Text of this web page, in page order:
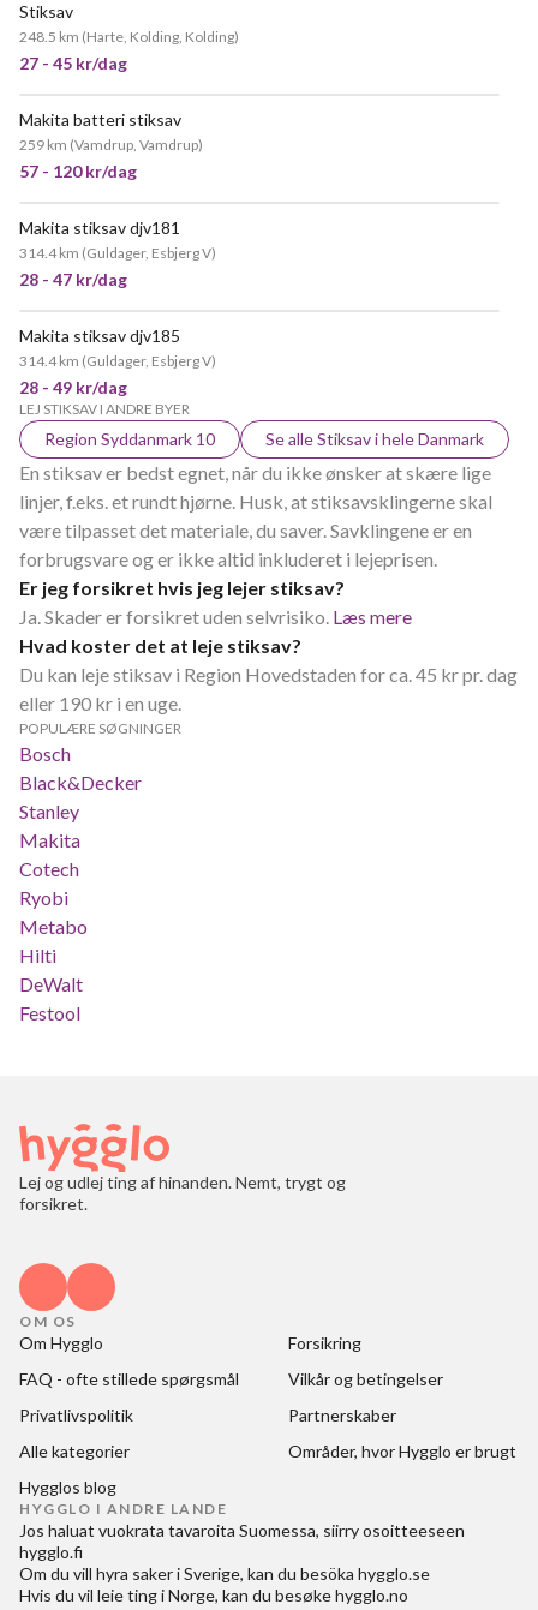
Stiksav
248.5 km (Harte, Kolding, Kolding)
27 - 45 kr/dag
Makita batteri stiksav
259 km (Vamdrup, Vamdrup)
57 - 120 kr/dag
Makita stiksav djv181
314.4 km (Guldager, Esbjerg V)
28 - 47 kr/dag
Makita stiksav djv185
314.4 km (Guldager, Esbjerg V)
28 - 49 kr/dag
LEJ STIKSAV I ANDRE BYER
Region Syddanmark 10 Se alle Stiksav i hele Danmark
En stiksav er bedst egnet, når du ikke ønsker at skære lige
linjer, f.eks. et rundt hjørne. Husk, at stiksavsklingerne skal
være tilpasset det materiale, du saver. Savklingene er en
forbrugsvare og er ikke altid inkluderet i lejeprisen.
Er jeg forsikret hvis jeg lejer stiksav?
Ja. Skader er forsikret uden selvrisiko. Læs mere
Hvad koster det at leje stiksav?
Du kan leje stiksav i Region Hovedstaden for ca. 45 kr pr. dag
eller 190 kr i en uge.
POPULÆRE SØGNINGER
Bosch
Black&Decker
Stanley
Makita
Cotech
Ryobi
Metabo
Hilti
DeWalt
Festool
Lej og udlej ting af hinanden. Nemt, trygt og
forsikret.
OM OS
Om Hygglo
Forsikring
FAQ - ofte stillede spørgsmål
Vilkår og betingelser
Privatlivspolitik
Partnerskaber
Alle kategorier
Områder, hvor Hygglo er brugt
Hygglos blog
HYGGLO I ANDRE LANDE
Jos haluat vuokrata tavaroita Suomessa, siirry osoitteeseen
hygglo.fi
Om du vill hyra saker i Sverige, kan du besöka hygglo.se
Hvis du vil leie ting i Norge, kan du besøkehygglo.no